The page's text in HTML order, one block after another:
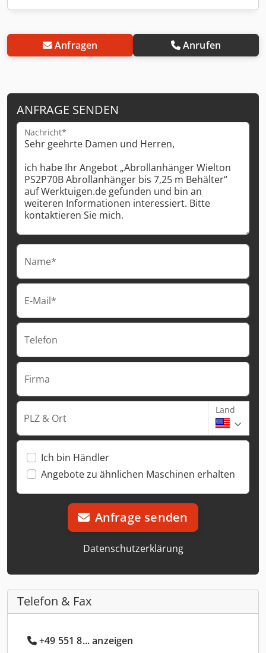
Anfragen Anrufen
ANFRAGE SENDEN
Nachricht*
Name*
E-Mail*
Telefon
Firma
PLZ & Ort
Land
Ich bin Händler
Angebote zu ähnlichen Maschinen erhalten
Anfrage senden
Datenschutzerklärung
Telefon & Fax
+49 551 8... anzeigen